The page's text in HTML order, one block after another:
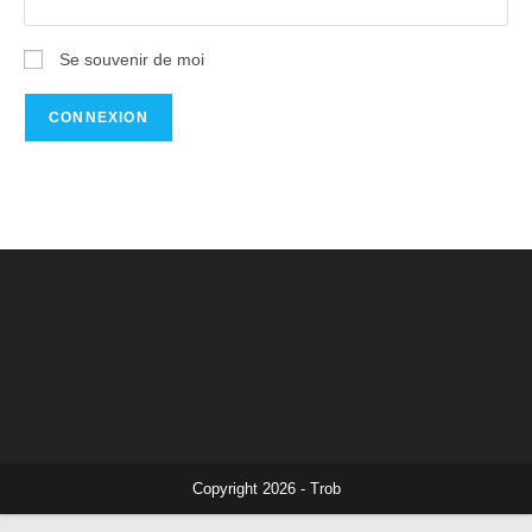
Se souvenir de moi
Copyright 2026 - Trob